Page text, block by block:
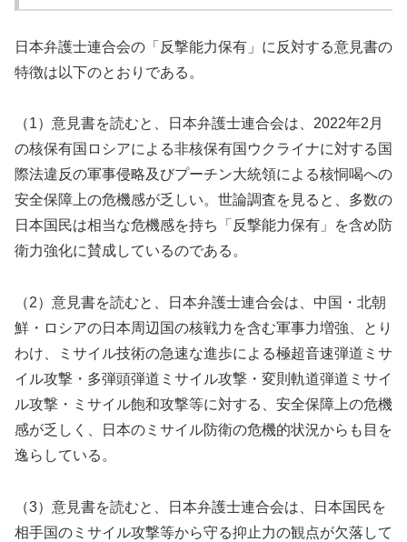
日本弁護士連合会の「反撃能力保有」に反対する意見書の
特徴は以下のとおりである。
（1）意見書を読むと、日本弁護士連合会は、2022年2月
の核保有国ロシアによる非核保有国ウクライナに対する国
際法違反の軍事侵略及びプーチン大統領による核恫喝への
安全保障上の危機感が乏しい。世論調査を見ると、多数の
日本国民は相当な危機感を持ち「反撃能力保有」を含め防
衛力強化に賛成しているのである。
（2）意見書を読むと、日本弁護士連合会は、中国・北朝
鮮・ロシアの日本周辺国の核戦力を含む軍事力増強、とり
わけ、ミサイル技術の急速な進歩による極超音速弾道ミサ
イル攻撃・多弾頭弾道ミサイル攻撃・変則軌道弾道ミサイ
ル攻撃・ミサイル飽和攻撃等に対する、安全保障上の危機
感が乏しく、日本のミサイル防衛の危機的状況からも目を
逸らしている。
（3）意見書を読むと、日本弁護士連合会は、日本国民を
相手国のミサイル攻撃等から守る抑止力の観点が欠落して